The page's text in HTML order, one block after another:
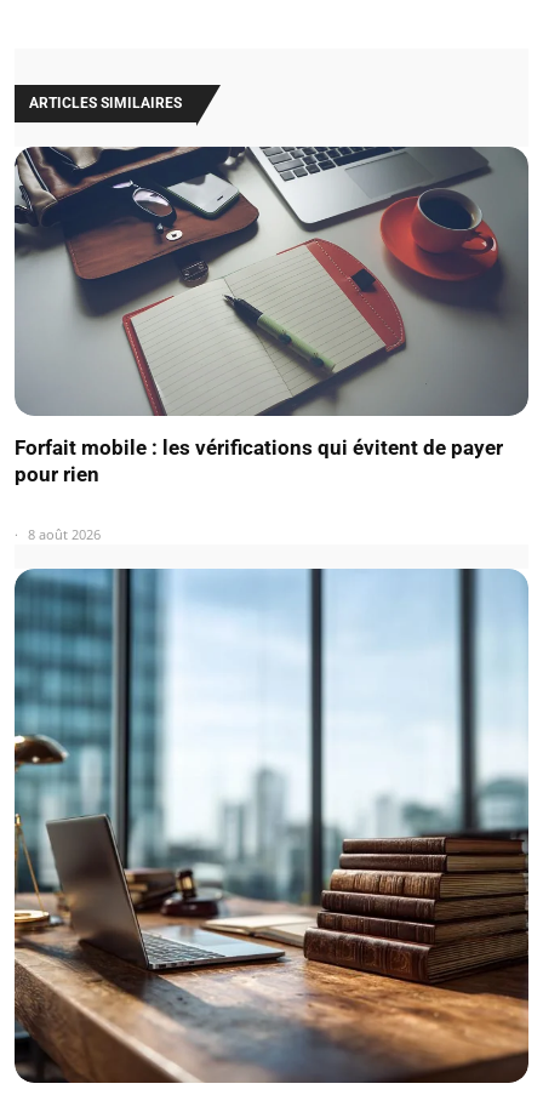
ARTICLES SIMILAIRES
Forfait mobile : les vérifications qui évitent de payer
pour rien
8 août 2026